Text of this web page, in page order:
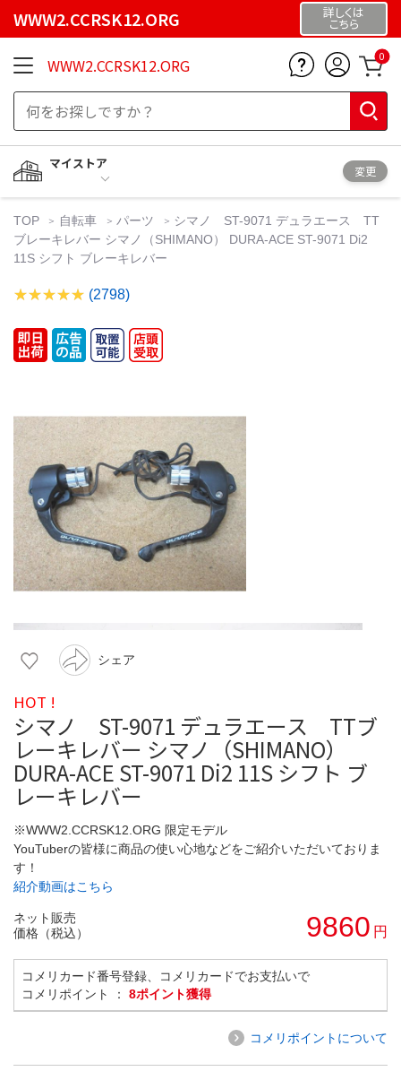
WWW2.CCRSK12.ORG 詳しくは
こちら
WWW2.CCRSK12.ORG 0
マイストア
変更
TOP 自転車 パーツ
シマノ ST-9071 デュラエース TT
ブレーキレバー シマノ（SHIMANO） DURA-ACE ST-9071 Di2
11S シフト ブレーキレバー
(2798)
シェア
HOT !
シマノ ST-9071 デュラエース TTブ
レーキレバー シマノ（SHIMANO）
DURA-ACE ST-9071 Di2 11S シフト ブ
レーキレバー
※WWW2.CCRSK12.ORG 限定モデル
YouTuberの皆様に商品の使い心地などをご紹介いただいておりま
す！
紹介動画はこちら
ネット販売
価格（税込）
9860 円
コメリカード番号登録、コメリカードでお支払いで
コメリポイント ： 8ポイント獲得
コメリポイントについて